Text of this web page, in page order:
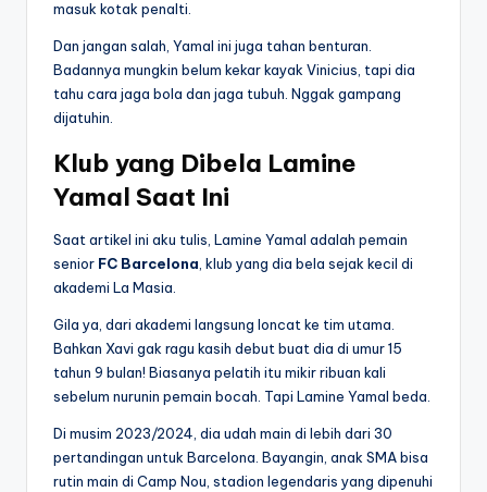
masuk kotak penalti.
Dan jangan salah, Yamal ini juga tahan benturan.
Badannya mungkin belum kekar kayak Vinicius, tapi dia
tahu cara jaga bola dan jaga tubuh. Nggak gampang
dijatuhin.
Klub yang Dibela Lamine
Yamal Saat Ini
Saat artikel ini aku tulis, Lamine Yamal adalah pemain
senior FC Barcelona , klub yang dia bela sejak kecil di
akademi La Masia.
Gila ya, dari akademi langsung loncat ke tim utama.
Bahkan Xavi gak ragu kasih debut buat dia di umur 15
tahun 9 bulan! Biasanya pelatih itu mikir ribuan kali
sebelum nurunin pemain bocah. Tapi Lamine Yamal beda.
Di musim 2023/2024, dia udah main di lebih dari 30
pertandingan untuk Barcelona. Bayangin, anak SMA bisa
rutin main di Camp Nou, stadion legendaris yang dipenuhi